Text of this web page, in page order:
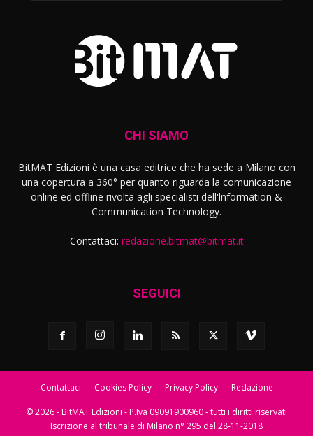
CHI SIAMO
BitMAT Edizioni è una casa editrice che ha sede a Milano con
una copertura a 360° per quanto riguarda la comunicazione
online ed offline rivolta agli specialisti dell'lnformation &
Communication Technology.
Contattaci: redazione.bitmat@bitmat.it
SEGUICI
Contattaci Cookies Policy Privacy Policy Redazione
© 2026 - BitMAT Edizioni - P.Iva 09091900960 - tutti i diritti riservati
Iscrizione al tribunale di Milano n° 295 del 28-11-2018